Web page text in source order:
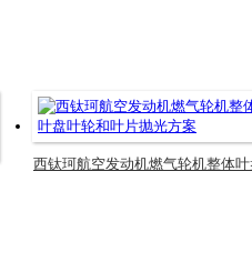
西钛珂航空发动机燃气轮机整体